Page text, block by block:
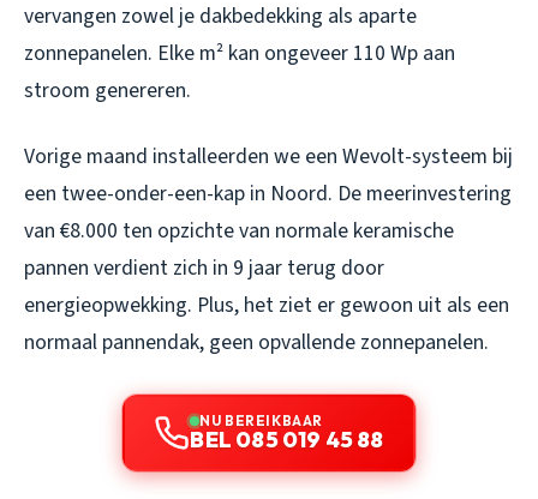
vervangen zowel je dakbedekking als aparte
zonnepanelen. Elke m² kan ongeveer 110 Wp aan
stroom genereren.
Vorige maand installeerden we een Wevolt-systeem bij
een twee-onder-een-kap in Noord. De meerinvestering
van €8.000 ten opzichte van normale keramische
pannen verdient zich in 9 jaar terug door
energieopwekking. Plus, het ziet er gewoon uit als een
normaal pannendak, geen opvallende zonnepanelen.
NU BEREIKBAAR
BEL 085 019 45 88